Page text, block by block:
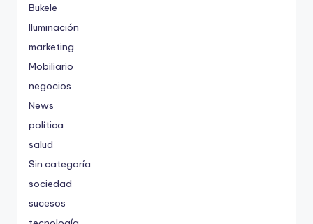
Bukele
Iluminación
marketing
Mobiliario
negocios
News
política
salud
Sin categoría
sociedad
sucesos